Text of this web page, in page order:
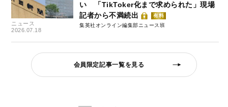
ニュース
2026.07.18
い 「TikToker化まで求められた」現場
記者から不満続出
有料
集英社オンライン編集部ニュース班
会員限定記事一覧を見る